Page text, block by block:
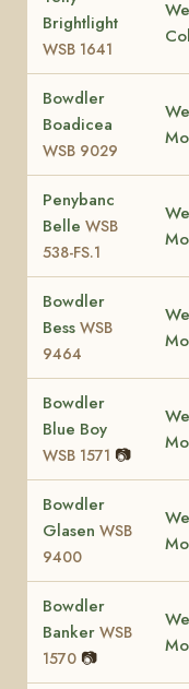
Brightlight
WSB 1641
Bowdler
Boadicea
WSB 9029
Penybanc
Belle WSB
538-FS.1
Bowdler
Bess WSB
9464
Bowdler
Blue Boy
WSB 1571 📷
Bowdler
Glasen WSB
9400
Bowdler
Banker WSB
1570 📷